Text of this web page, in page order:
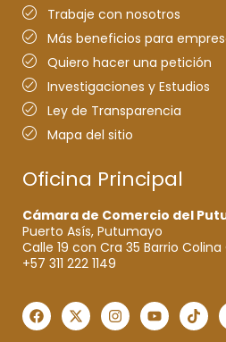
Trabaje con nosotros
Más beneficios para
Quiero hacer una petición
Investigaciones y Estudios
Ley de Transparencia
Mapa del sitio
Oficina Principal
Cámara de Comercio del
Puerto Asís, Putumayo
Calle 19 con Cra 35 Barrio
+57 311 222 1149